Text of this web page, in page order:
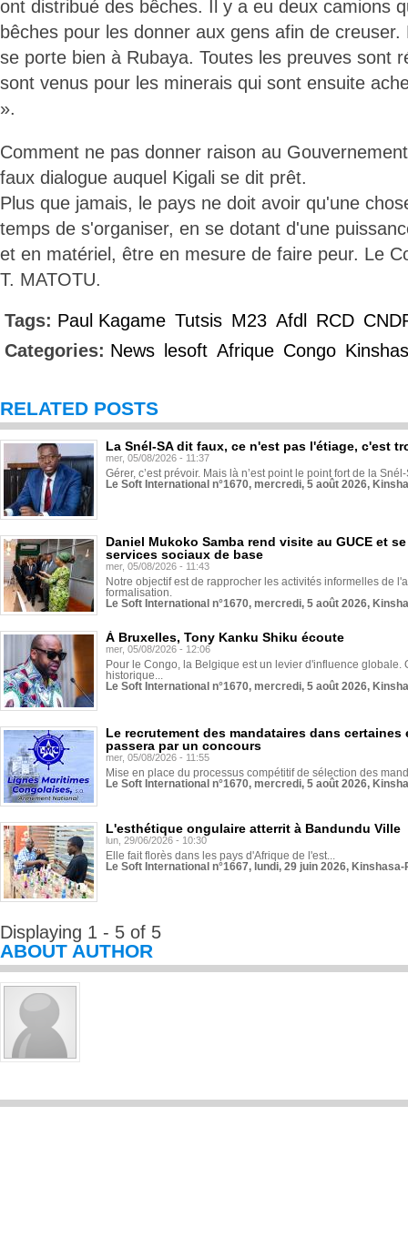
ont distribué des bêches. Il y a eu deux camions
bêches pour les donner aux gens afin de
se porte bien à Rubaya. Toutes les preuves sont
sont venus pour les minerais qui sont ensuite
».
Comment ne pas donner raison au
faux dialogue auquel Kigali se dit prêt.
Plus que jamais, le pays ne doit avoir qu'une
temps de s'organiser, en se dotant d'une
et en matériel, être en mesure de faire peur. Le
T. MATOTU.
Tags: Paul Kagame Tutsis M23 Afdl RCD
Categories: News lesoft Afrique Congo
RELATED POSTS
La Snél-SA dit faux, ce n'est pas l'étiage, c'est
mer, 05/08/2026 - 11:37
Gérer, c’est prévoir. Mais là n’est point le point fort de la
Le Soft International n°1670, mercredi, 5 août 2026,
Daniel Mukoko Samba rend visite au GUCE et
services sociaux de base
mer, 05/08/2026 - 11:43
Notre objectif est de rapprocher les activités informelles de
formalisation.
Le Soft International n°1670, mercredi, 5 août 2026,
À Bruxelles, Tony Kanku Shiku écoute
mer, 05/08/2026 - 12:06
Pour le Congo, la Belgique est un levier d'influence globale.
historique...
Le Soft International n°1670, mercredi, 5 août 2026,
Le recrutement des mandataires dans
passera par un concours
mer, 05/08/2026 - 11:55
Mise en place du processus compétitif de sélection des
Le Soft International n°1670, mercredi, 5 août 2026,
L'esthétique ongulaire atterrit à Bandundu Ville
lun, 29/06/2026 - 10:30
Elle fait florès dans les pays d'Afrique de l'est...
Le Soft International n°1667, lundi, 29 juin 2026,
Displaying 1 - 5 of 5
ABOUT AUTHOR